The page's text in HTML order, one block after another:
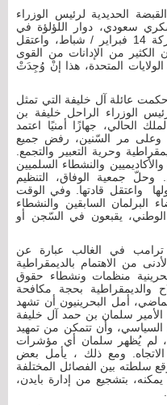
الحديدية لرئيس الوزراء
سعودي، دوار اللؤلؤة في
قلب العاصمة المنامة، متغلبًا على حركة 14 فبراير / شباط، واعتقل
من الإدانات من القوى
المتحدة، هذا إنْ وُجِدَتْ
البحرين في العام 1971، حكمت عائلة آل خليفة التي تمثل
رئيس الوزراء الراحل خليفة بن
الحالي، جهازًا أمنيًا اعتمد
وعلى مر السّنين، رفض جميع
وحرية التعبير والتجمع.
والنشطاء السلميين
وحلّ جمعية الوفاق، التنظيم
واعتقل قادتها. وفي الوقت
البرلمان السابقين والنشطاء
يقبعون في السّجن أو
ترامب في الغالب عبارة عن
من الاهتمام بالديمقراطية
منظمات ونشطاء حقوق
والديمقراطية بحجة مكافحة
أمل البحرينيون أن تشهد
الأمير سلمان بن حمد آل خليفة
السياسي، وأن تتمكن من تمهيد
لم يُظهر سلمان أي مؤشرات
ومع ذلك ، يأمل بعض
سلطته بين الفصائل المختلفة
يمكنه، بتشجيع من إدارة بايدن،